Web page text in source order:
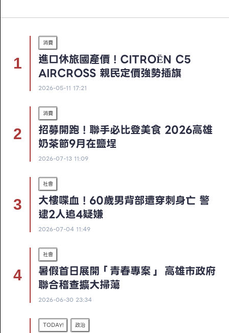
消費
進口休旅國產價！CITROËN C5
AIRCROSS 親民定價強勢插旗
2026-05-11 17:21
消費
招募開跑！聯手必比登美食 2026高雄
奶茶節9月在鹽埕
2026-07-13 11:09
社會
大樓喋血！60歲男背部遭穿刺身亡 警
逮2人追4疑嫌
2026-07-04 11:49
社會
暑假首日展開「青春專案」 高雄市政府
聯合稽查擴大掃蕩
2026-06-30 23:34
TODAY! 政治